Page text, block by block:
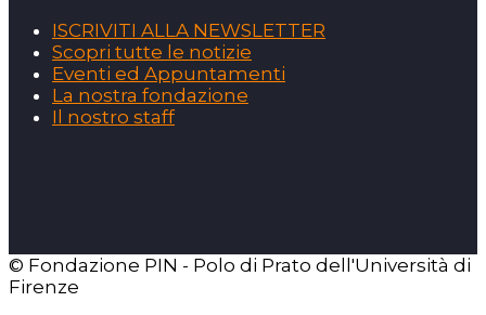
ISCRIVITI ALLA NEWSLETTER
Scopri tutte le notizie
Eventi ed Appuntamenti
La nostra fondazione
Il nostro staff
© Fondazione PIN - Polo di Prato dell'Università di
Firenze